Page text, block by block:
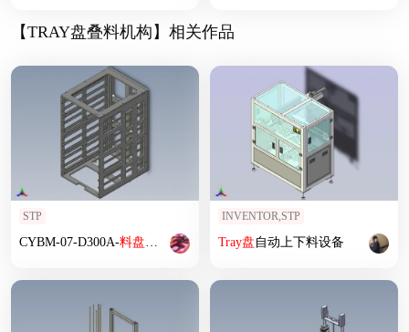
【TRAY盘叠料机构】相关作品
STP
CYBM-07-D300A-料盘 机构
INVENTOR,STP
Tray盘自动上下料设备